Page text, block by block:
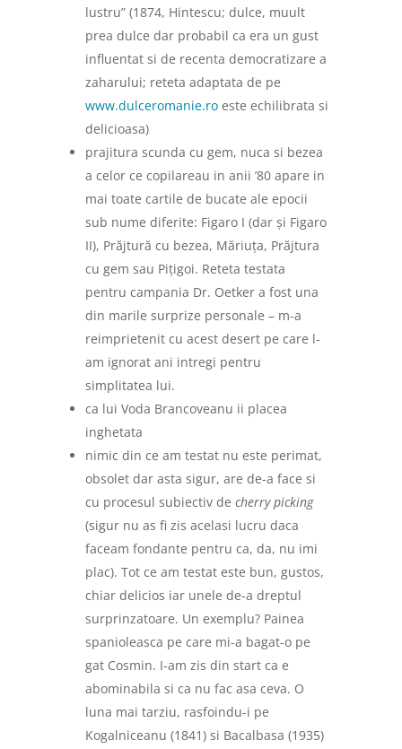
lustru” (1874, Hintescu; dulce, muult
prea dulce dar probabil ca era un gust
influentat si de recenta democratizare a
zaharului; reteta adaptata de pe
www.dulceromanie.roeste echilibrata si
delicioasa)
prajitura scunda cu gem, nuca si bezea
a celor ce copilareau in anii ’80 apare in
mai toate cartile de bucate ale epocii
sub nume diferite: Figaro I (dar și Figaro
II), Prăjtură cu bezea, Măriuța, Prăjtura
cu gem sau Pițigoi. Reteta testata
pentru campania Dr. Oetker a fost una
din marile surprize personale – m-a
reimprietenit cu acest desert pe care l-
am ignorat ani intregi pentru
simplitatea lui.
ca lui Voda Brancoveanu ii placea
inghetata
nimic din ce am testat nu este perimat,
obsolet dar asta sigur, are de-a face si
cu procesul subiectiv de cherry picking
(sigur nu as fi zis acelasi lucru daca
faceam fondante pentru ca, da, nu imi
plac). Tot ce am testat este bun, gustos,
chiar delicios iar unele de-a dreptul
surprinzatoare. Un exemplu? Painea
spanioleasca pe care mi-a bagat-o pe
gat Cosmin. I-am zis din start ca e
abominabila si ca nu fac asa ceva. O
luna mai tarziu, rasfoindu-i pe
Kogalniceanu (1841) si Bacalbasa (1935)